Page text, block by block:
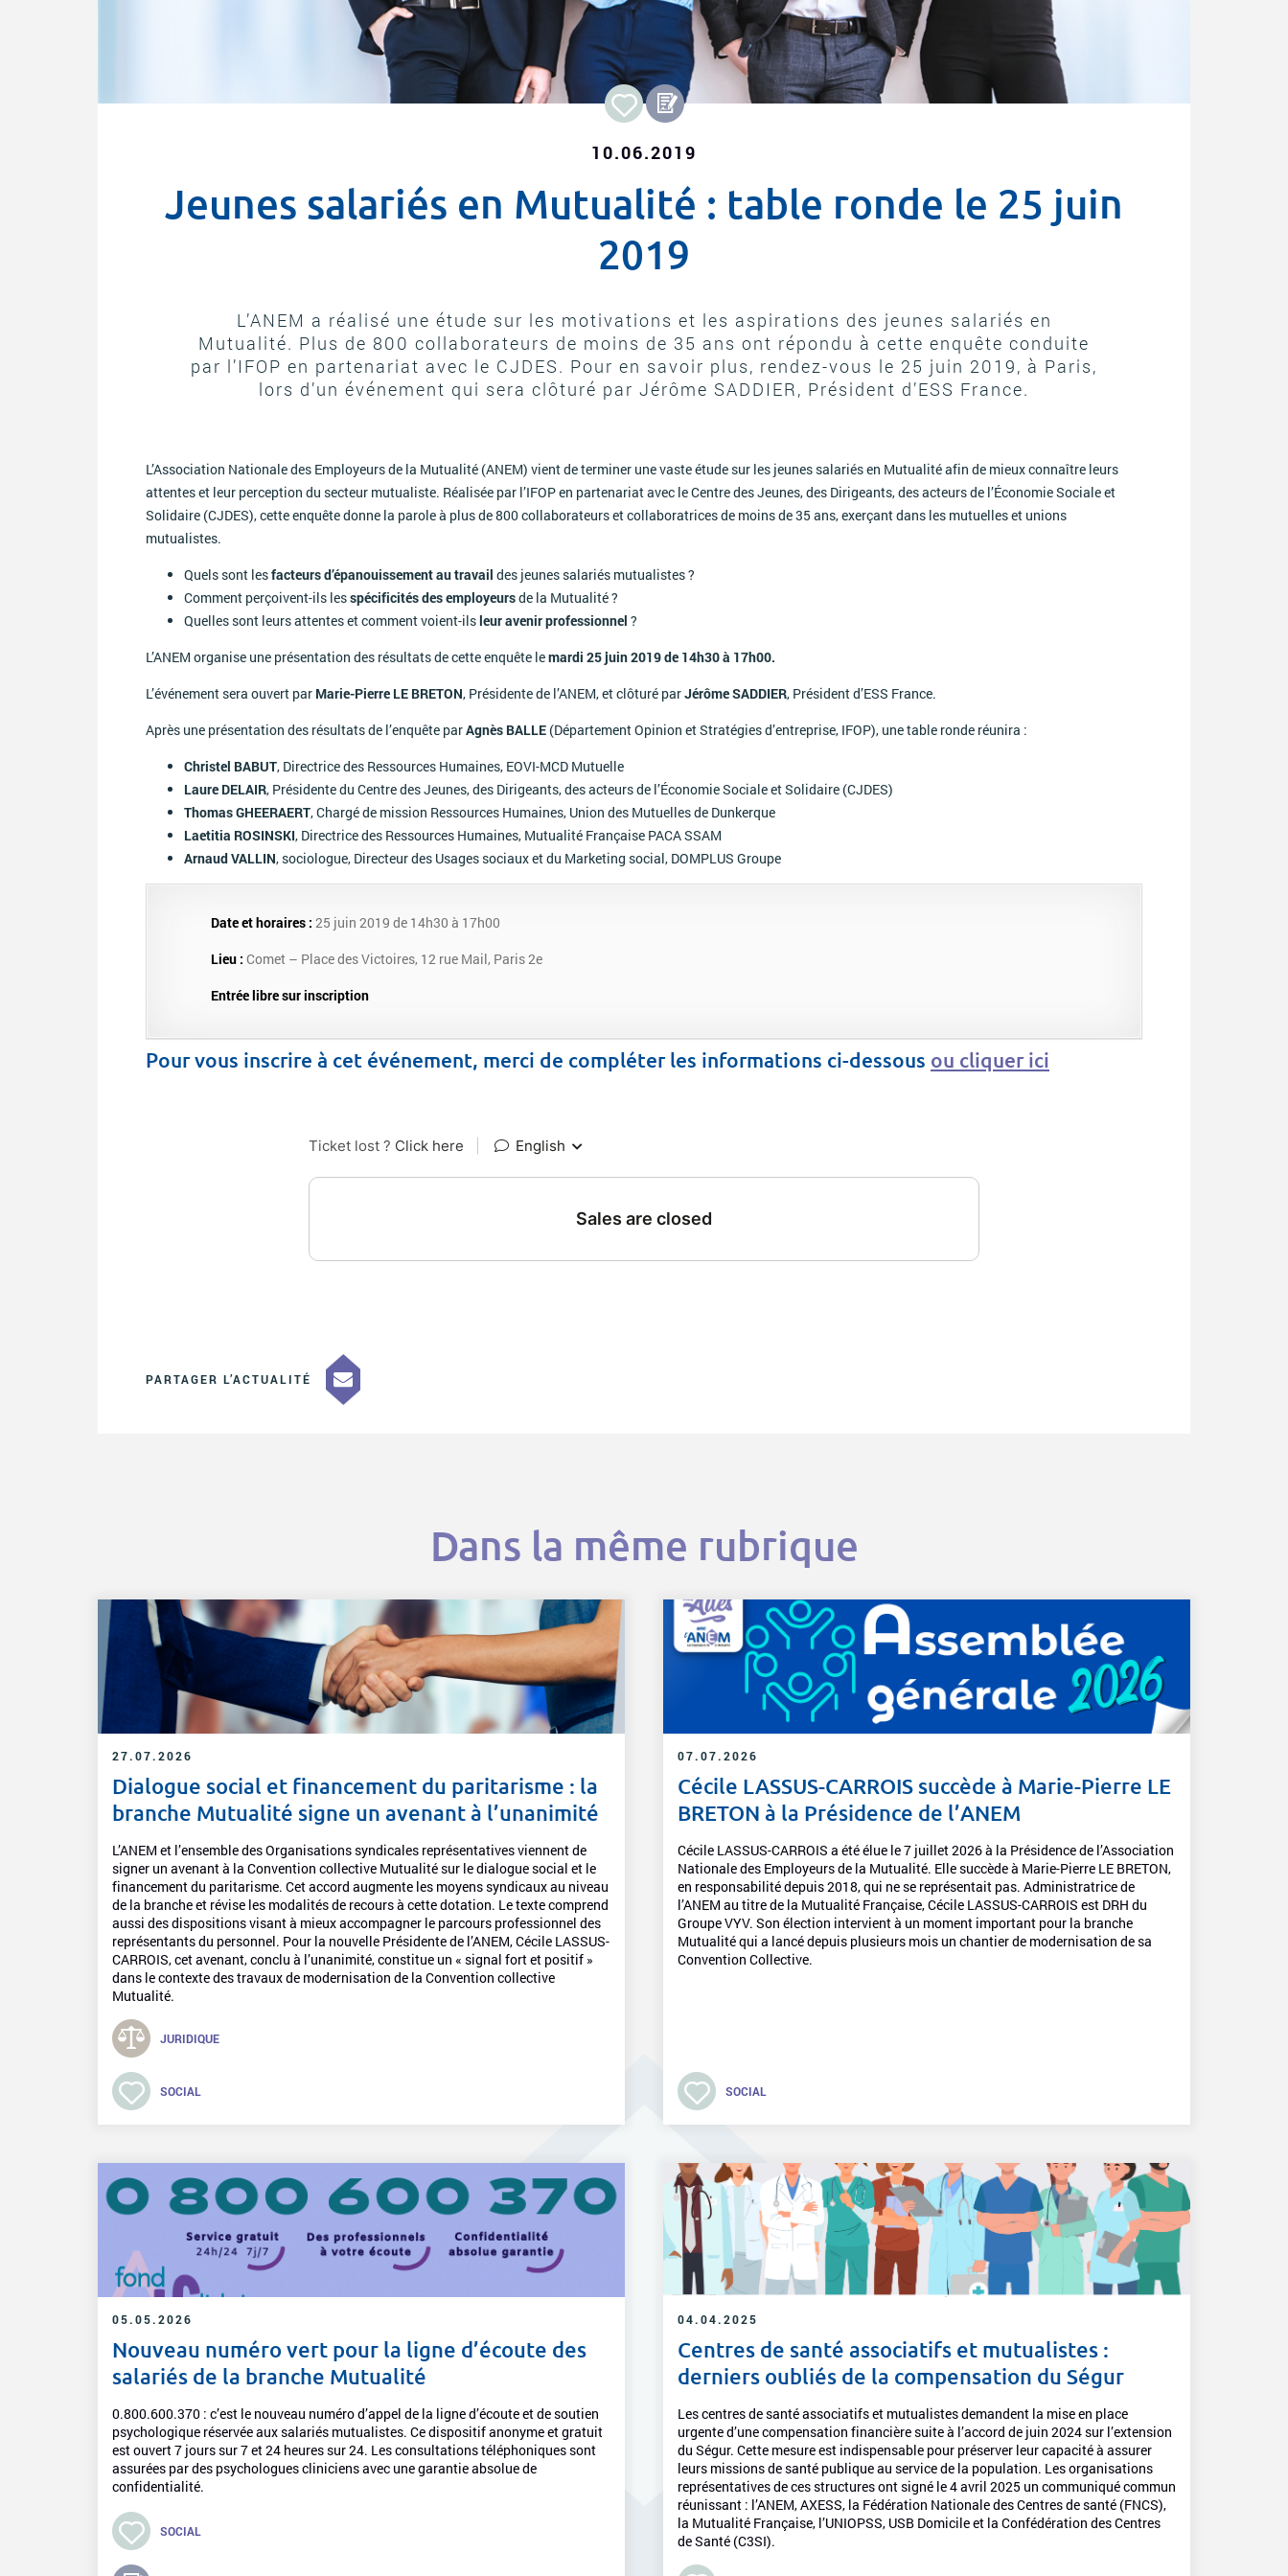
10.06.2019
Jeunes salariés en Mutualité : table ronde le 25 juin
2019
L’ANEM a réalisé une étude sur les motivations et les aspirations des jeunes salariés en
Mutualité. Plus de 800 collaborateurs de moins de 35 ans ont répondu à cette enquête conduite
par l’IFOP en partenariat avec le CJDES. Pour en savoir plus, rendez-vous le 25 juin 2019, à Paris,
lors d’un événement qui sera clôturé par Jérôme SADDIER, Président d’ESS France.
L’Association Nationale des Employeurs de la Mutualité (ANEM) vient de terminer une vaste étude sur les jeunes salariés en Mutualité afin de mieux connaître leurs
attentes et leur perception du secteur mutualiste. Réalisée par l’IFOP en partenariat avec le Centre des Jeunes, des Dirigeants, des acteurs de l’Économie Sociale et
Solidaire (CJDES), cette enquête donne la parole à plus de 800 collaborateurs et collaboratrices de moins de 35 ans, exerçant dans les mutuelles et unions
mutualistes.
Quels sont lesfacteurs d’épanouissement au travail des jeunes salariés mutualistes ?
Comment perçoivent-ils lesspécificités des employeursde la Mutualité ?
Quelles sont leurs attentes et comment voient-ilsleur avenir professionnel ?
L’ANEM organise une présentation des résultats de cette enquête lemardi 25 juin 2019 de 14h30 à 17h00.
L’événement sera ouvert par Marie-Pierre LE BRETON, Présidente de l’ANEM, et clôturé parJérôme SADDIER, Président d’ESS France.
Après une présentation des résultats de l’enquête parAgnès BALLE (Département Opinion et Stratégies d’entreprise, IFOP), une table ronde réunira :
Christel BABUT, Directrice des Ressources Humaines, EOVI-MCD Mutuelle
Laure DELAIR, Présidente du Centre des Jeunes, des Dirigeants, des acteurs de l’Économie Sociale et Solidaire (CJDES)
Thomas GHEERAERT, Chargé de mission Ressources Humaines, Union des Mutuelles de Dunkerque
Laetitia ROSINSKI, Directrice des Ressources Humaines, Mutualité Française PACA SSAM
Arnaud VALLIN, sociologue, Directeur des Usages sociaux et du Marketing social, DOMPLUS Groupe
Date et horaires : 25 juin 2019 de 14h30 à 17h00
Lieu : Comet – Place des Victoires, 12 rue Mail, Paris 2e
Entrée libre sur inscription
Pour vous inscrire à cet événement, merci de compléter les informations ci-dessous ou cliquer ici
PARTAGER L’ACTUALITÉ
Dans la même rubrique
27.07.2026
Dialogue social et financement du paritarisme : la
branche Mutualité signe un avenant à l’unanimité
L’ANEM et l’ensemble des Organisations syndicales représentatives viennent de
signer un avenant à la Convention collective Mutualité sur le dialogue social et le
financement du paritarisme. Cet accord augmente les moyens syndicaux au niveau
de la branche et révise les modalités de recours à cette dotation. Le texte comprend
aussi des dispositions visant à mieux accompagner le parcours professionnel des
représentants du personnel. Pour la nouvelle Présidente de l’ANEM, Cécile LASSUS-
CARROIS, cet avenant, conclu à l’unanimité, constitue un « signal fort et positif »
dans le contexte des travaux de modernisation de la Convention collective
Mutualité.
JURIDIQUE
SOCIAL
07.07.2026
Cécile LASSUS-CARROIS succède à Marie-Pierre LE
BRETON à la Présidence de l’ANEM
Cécile LASSUS-CARROIS a été élue le 7 juillet 2026 à la Présidence de l’Association
Nationale des Employeurs de la Mutualité. Elle succède à Marie-Pierre LE BRETON,
en responsabilité depuis 2018, qui ne se représentait pas. Administratrice de
l’ANEM au titre de la Mutualité Française, Cécile LASSUS-CARROIS est DRH du
Groupe VYV. Son élection intervient à un moment important pour la branche
Mutualité qui a lancé depuis plusieurs mois un chantier de modernisation de sa
Convention Collective.
SOCIAL
05.05.2026
Nouveau numéro vert pour la ligne d’écoute des
salariés de la branche Mutualité
0.800.600.370 : c’est le nouveau numéro d’appel de la ligne d’écoute et de soutien
psychologique réservée aux salariés mutualistes. Ce dispositif anonyme et gratuit
est ouvert 7 jours sur 7 et 24 heures sur 24. Les consultations téléphoniques sont
assurées par des psychologues cliniciens avec une garantie absolue de
confidentialité.
SOCIAL
04.04.2025
Centres de santé associatifs et mutualistes :
derniers oubliés de la compensation du Ségur
Les centres de santé associatifs et mutualistes demandent la mise en place
urgente d’une compensation financière suite à l’accord de juin 2024 sur l’extension
du Ségur. Cette mesure est indispensable pour préserver leur capacité à assurer
leurs missions de santé publique au service de la population. Les organisations
représentatives de ces structures ont signé le 4 avril 2025 un communiqué commun
réunissant : l’ANEM, AXESS, la Fédération Nationale des Centres de santé (FNCS),
la Mutualité Française, l’UNIOPSS, USB Domicile et la Confédération des Centres
de Santé (C3SI).